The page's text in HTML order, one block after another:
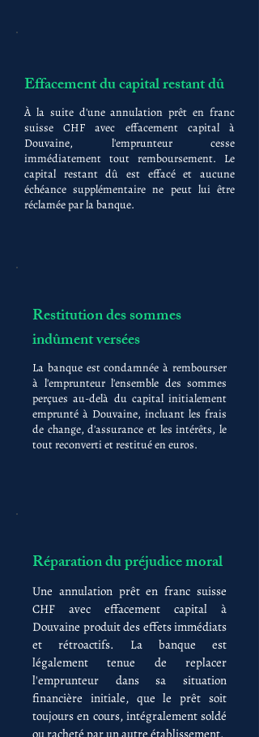
Effacement du capital restant dû
À la suite d'une annulation prêt en franc
suisse CHF avec effacement capital à
Douvaine, l'emprunteur cesse
immédiatement tout remboursement. Le
capital restant dû est effacé et aucune
échéance supplémentaire ne peut lui être
réclamée par la banque.
Restitution des sommes
indûment versées
La banque est condamnée à rembourser
à l'emprunteur l'ensemble des sommes
perçues au-delà du capital initialement
emprunté à Douvaine, incluant les frais
de change, d'assurance et les intérêts, le
tout reconverti et restitué en euros.
Réparation du préjudice moral
Une annulation prêt en franc suisse
CHF avec effacement capital à
Douvaine produit des effets immédiats
et rétroactifs. La banque est
légalement tenue de replacer
l'emprunteur dans sa situation
financière initiale, que le prêt soit
toujours en cours, intégralement soldé
ou racheté par un autre établissement.